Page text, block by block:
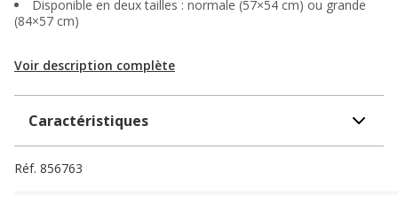
Disponible en deux tailles : normale (57×54 cm) ou grande
(84×57 cm)
Voir description complète
Caractéristiques
Réf. 856763